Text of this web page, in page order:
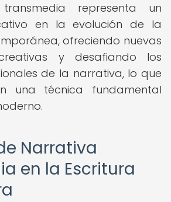
representa un
en la evolución de la
ofreciendo nuevas
y desafiando los
de la narrativa, lo que
una técnica fundamental
Narrativa
en la Escritura